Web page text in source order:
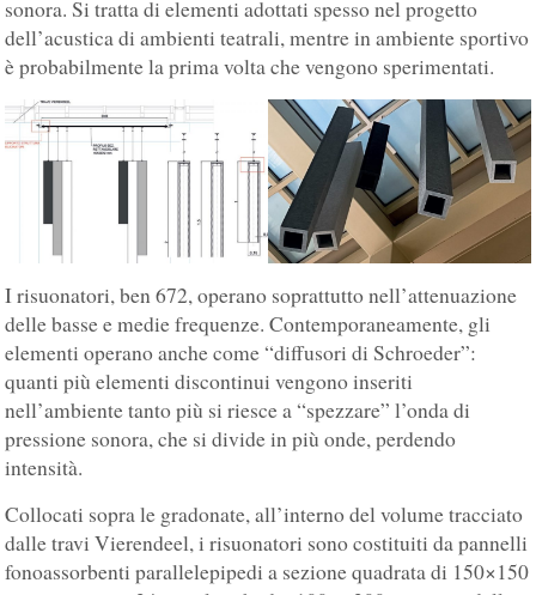
sonora. Si tratta di elementi adottati spesso nel progetto
dell’acustica di ambienti teatrali, mentre in ambiente sportivo
è probabilmente la prima volta che vengono sperimentati.
I risuonatori, ben 672, operano soprattutto nell’attenuazione
delle basse e medie frequenze. Contemporaneamente, gli
elementi operano anche come “diffusori di Schroeder”:
quanti più elementi discontinui vengono inseriti
nell’ambiente tanto più si riesce a “spezzare” l’onda di
pressione sonora, che si divide in più onde, perdendo
intensità.
Collocati sopra le gradonate, all’interno del volume tracciato
dalle travi Vierendeel, i risuonatori sono costituiti da pannelli
fonoassorbenti parallelepipedi a sezione quadrata di 150×150